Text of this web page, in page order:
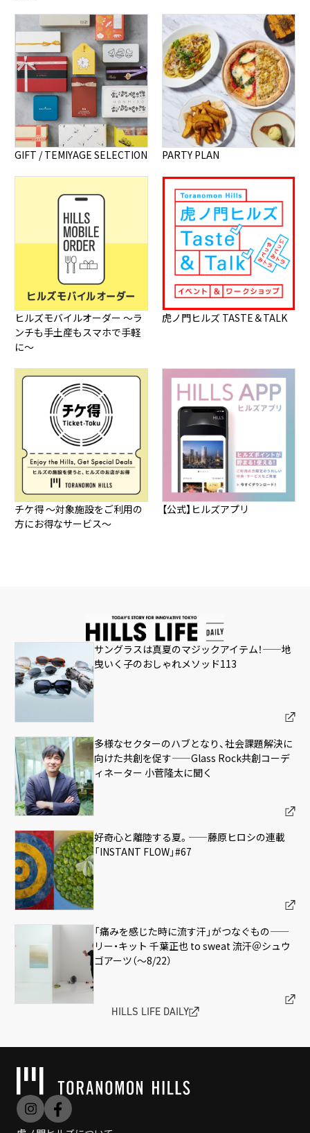
GIFT / TEMIYAGE SELECTION PARTY PLAN
ヒルズモバイルオーダー ～ラ
ンチも手土産もスマホで手軽
に～
虎ノ門ヒルズ TASTE＆TALK
チケ得 ～対象施設をご利用の
方にお得なサービス～
【公式】ヒルズアプリ
サングラスは真夏のマジックアイテム！——地
曳いく子のおしゃれメソッド113
多様なセクターのハブとなり、社会課題解決に
向けた共創を促す——Glass Rock共創コーデ
ィネーター 小菅隆太に聞く
好奇心と離陸する夏。——藤原ヒロシの連載
「INSTANT FLOW」#67
「痛みを感じた時に流す汗」がつなぐもの——
リー・キット 千葉正也 to sweat 流汗＠シュウ
ゴアーツ（〜8/22）
HILLS LIFE DAILY